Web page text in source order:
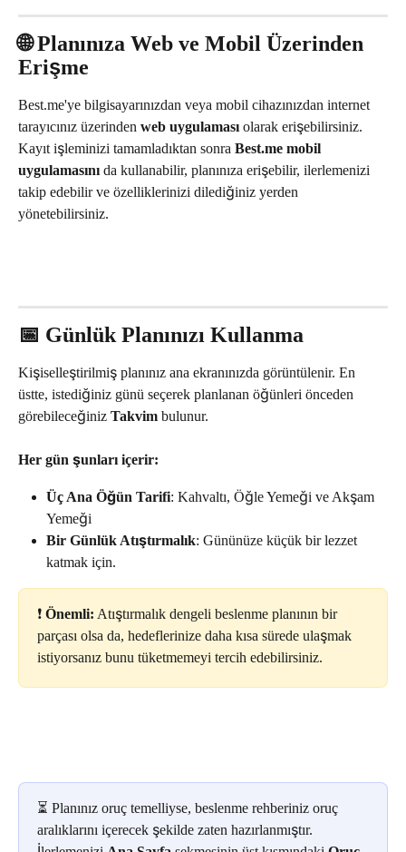
🌐 Planınıza Web ve Mobil Üzerinden
Erişme
Best.me'ye bilgisayarınızdan veya mobil cihazınızdan internet
tarayıcınız üzerinden web uygulaması olarak erişebilirsiniz.
Kayıt işleminizi tamamladıktan sonra Best.me mobil
uygulamasını da kullanabilir, planınıza erişebilir, ilerlemenizi
takip edebilir ve özelliklerinizi dilediğiniz yerden
yönetebilirsiniz.
📅 Günlük Planınızı Kullanma
Kişiselleştirilmiş planınız ana ekranınızda görüntülenir. En
üstte, istediğiniz günü seçerek planlanan öğünleri önceden
görebileceğiniz Takvim bulunur.
Her gün şunları içerir:
Üç Ana Öğün Tarifi: Kahvaltı, Öğle Yemeği ve Akşam
Yemeği
Bir Günlük Atıştırmalık: Gününüze küçük bir lezzet
katmak için.
❗️ Önemli: Atıştırmalık dengeli beslenme planının bir
parçası olsa da, hedeflerinize daha kısa sürede ulaşmak
istiyorsanız bunu tüketmemeyi tercih edebilirsiniz.
⏳ Planınız oruç temelliyse, beslenme rehberiniz oruç
aralıklarını içerecek şekilde zaten hazırlanmıştır.